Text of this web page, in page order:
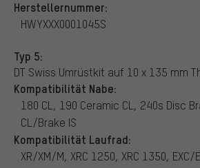
Herstellernummer:
HWYXXX0001045S
Typ 5:
DT Swiss Umrüstkit auf 10 x 135 mm
Kompatibilität Nabe:
180 CL, 190 Ceramic CL, 240s Disc
CL/Brake IS
Kompatibilität Laufrad:
XR/XM/M, XRC 1250, XRC 1350, EXC/